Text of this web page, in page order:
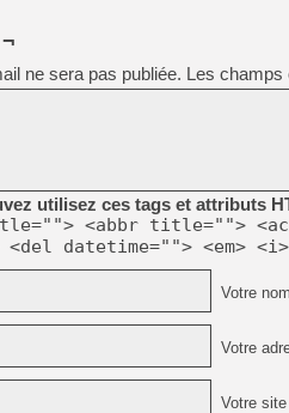
ne sera pas publiée. Les champs
utilisez ces tags et attributs
<abbr title="">
<del datetime=""> <em>
Votre
Votre
Votre